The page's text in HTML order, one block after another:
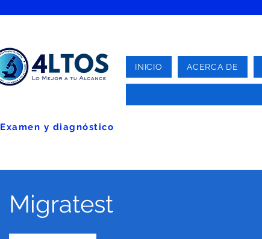
INICIO ACERCA DE
Examen y diagnóstico
Migratest